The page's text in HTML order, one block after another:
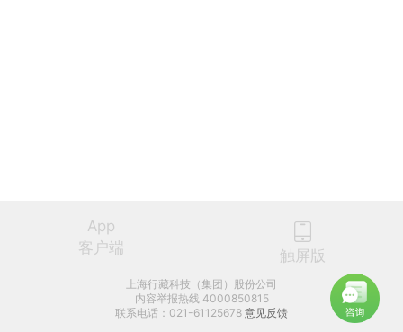
App
客户端
触屏版
上海行藏科技（集团）股份公司
内容举报热线 4000850815
联系电话：021-61125678 意见反馈